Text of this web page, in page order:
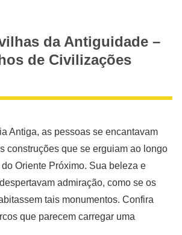
da Antiguidade –
de Civilizações
Antiga, as pessoas se encantavam
construções que se erguiam ao longo
Oriente Próximo. Sua beleza e
admiração, como se os
tais monumentos. Confira
que parecem carregar uma